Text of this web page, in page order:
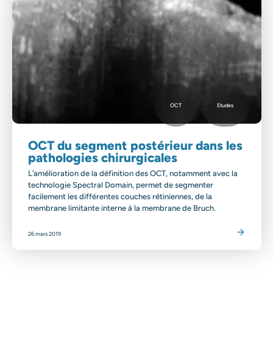
Etudes
OCT
OCT du segment postérieur dans les
pathologies chirurgicales
L’amélioration de la définition des OCT, notamment avec la
technologie Spectral Domain, permet de segmenter
facilement les différentes couches rétiniennes, de la
membrane limitante interne à la membrane de Bruch.
26 mars 2019